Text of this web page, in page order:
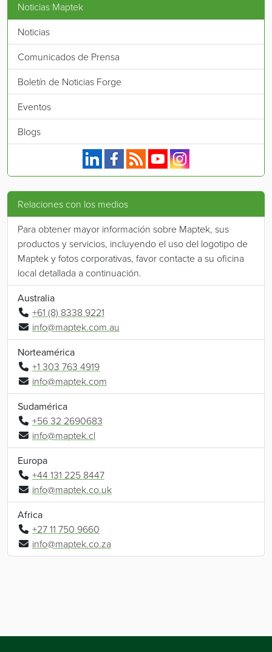
Noticias Maptek
Noticias
Comunicados de Prensa
Boletín de Noticias Forge
Eventos
Blogs
Maptek en Linkedin.
Maptek en Facebook.
Fuente RSS de Maptek.
Maptek en YouTube.
Maptek en Instagram.
Relaciones con los medios
Para obtener mayor información sobre Maptek, sus
productos y servicios, incluyendo el uso del logotipo de
Maptek y fotos corporativas, favor contacte a su oficina
local detallada a continuación.
Australia
+61 (8) 8338 9221
info@maptek.com.au
Norteamérica
+1 303 763 4919
info@maptek.com
Sudamérica
+56 32 2690683
info@maptek.cl
Europa
+44 131 225 8447
info@maptek.co.uk
Africa
+27 11 750 9660
info@maptek.co.za